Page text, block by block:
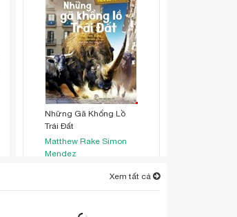
Những Gã Khổng Lồ
Trái Đất
Matthew Rake Simon
Mendez
Xem tất cả